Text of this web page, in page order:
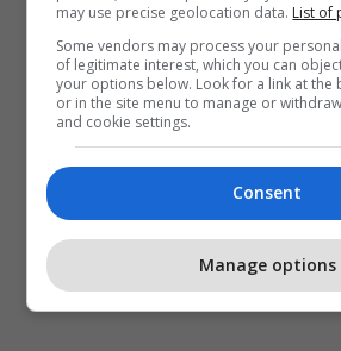
may use precise geolocation data. List of
Some vendors may process your
of legitimate interest, which you can
your options below. Look for a link at the
or in the site menu to manage or
and cookie settings.
Consent
Manage options